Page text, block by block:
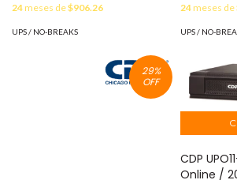
Respaldo de 5min en carga
completa #2025CDP
24meses de$906.26
UPS / NO-BREAKS
LCD /
baterías /
#CDPDL
24meses de
UPS / NO-
29%
OFF
CDP
Online /